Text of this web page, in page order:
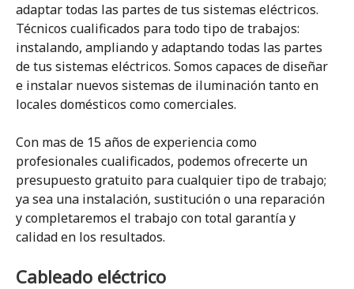
adaptar todas las partes de tus sistemas eléctricos.
Técnicos cualificados para todo tipo de trabajos:
instalando, ampliando y adaptando todas las partes
de tus sistemas eléctricos. Somos capaces de diseñar
e instalar nuevos sistemas de iluminación tanto en
locales domésticos como comerciales.
Con mas de 15 años de experiencia como
profesionales cualificados, podemos ofrecerte un
presupuesto gratuito para cualquier tipo de trabajo;
ya sea una instalación, sustitución o una reparación
y completaremos el trabajo con total garantía y
calidad en los resultados.
Cableado eléctrico